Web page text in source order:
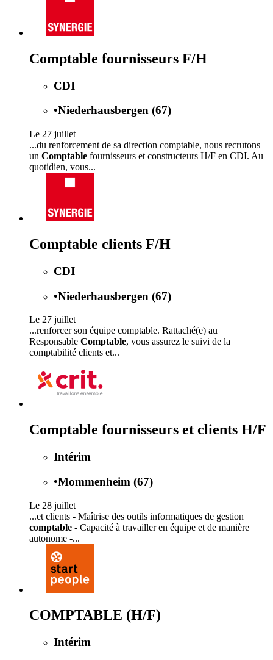
Comptable fournisseurs F/H
CDI
•Niederhausbergen (67)
Le 27 juillet
...du renforcement de sa direction comptable, nous recrutons
un Comptable fournisseurs et constructeurs H/F en CDI. Au
quotidien, vous...
Comptable clients F/H
CDI
•Niederhausbergen (67)
Le 27 juillet
...renforcer son équipe comptable. Rattaché(e) au
Responsable Comptable, vous assurez le suivi de la
comptabilité clients et...
Comptable fournisseurs et clients H/F
Intérim
•Mommenheim (67)
Le 28 juillet
...et clients - Maîtrise des outils informatiques de gestion
comptable - Capacité à travailler en équipe et de manière
autonome -...
COMPTABLE (H/F)
Intérim